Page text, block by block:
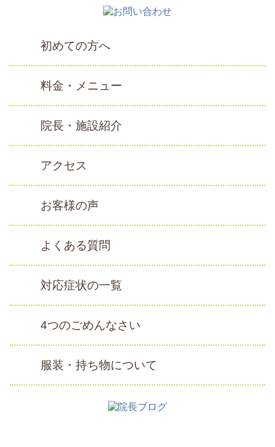
初めての方へ
料金・メニュー
院長・施設紹介
アクセス
お客様の声
よくある質問
対応症状の一覧
4つのごめんなさい
服装・持ち物について